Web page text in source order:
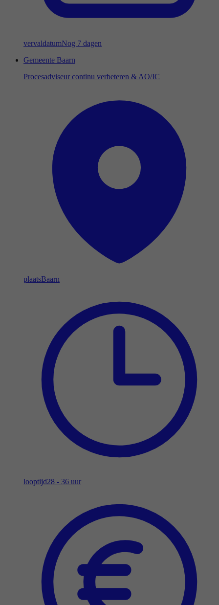
vervaldatumNog 7 dagen
Gemeente Baarn
Procesadviseur continu verbeteren & AO/IC
plaatsBaarn
looptijd28 - 36 uur